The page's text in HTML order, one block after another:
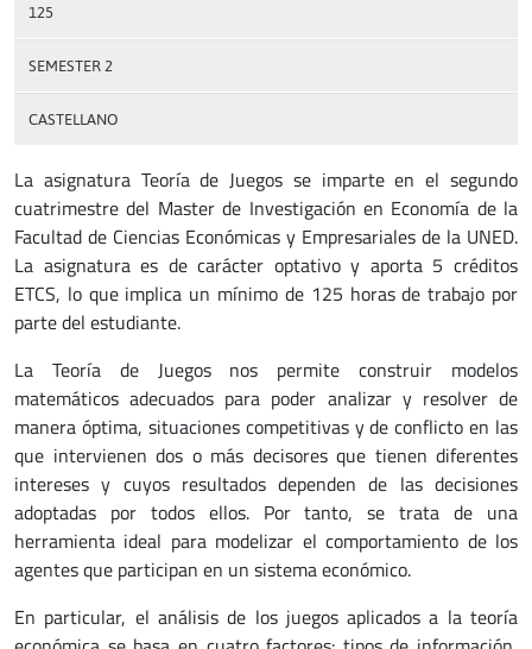
125
SEMESTER 2
CASTELLANO
La asignatura Teoría de Juegos se imparte en el segundo
cuatrimestre del Master de Investigación en Economía de la
Facultad de Ciencias Económicas y Empresariales de la UNED.
La asignatura es de carácter optativo y aporta 5 créditos
ETCS, lo que implica un mínimo de 125 horas de trabajo por
parte del estudiante.
La Teoría de Juegos nos permite construir modelos
matemáticos adecuados para poder analizar y resolver de
manera óptima, situaciones competitivas y de conflicto en las
que intervienen dos o más decisores que tienen diferentes
intereses y cuyos resultados dependen de las decisiones
adoptadas por todos ellos. Por tanto, se trata de una
herramienta ideal para modelizar el comportamiento de los
agentes que participan en un sistema económico.
En particular, el análisis de los juegos aplicados a la teoría